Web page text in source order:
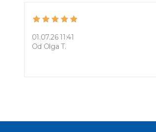
01.07.26 11:41
Od Olga T.